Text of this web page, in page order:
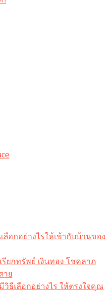
อกอย่างไรให้เข้ากับบ้านของ
ยกทรัพย์ เงินทอง โชคลาภ
าย
ธีเลือกอย่างไร ให้ตรงใจคุณ